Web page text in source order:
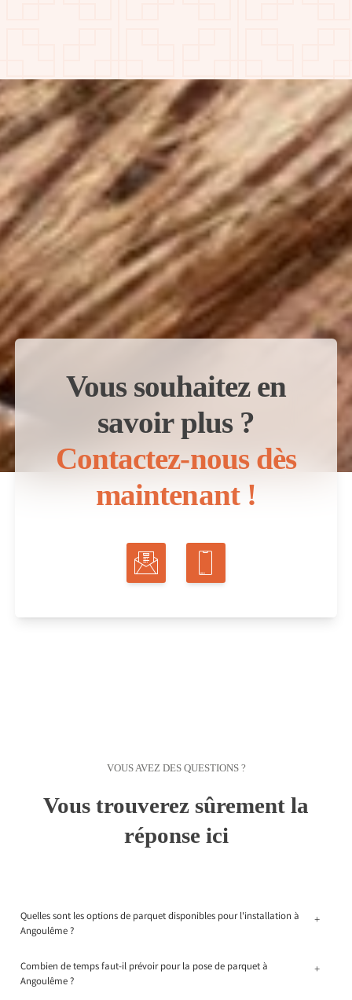
Vous souhaitez en
savoir plus ?
Contactez-nous dès
maintenant !
VOUS AVEZ DES QUESTIONS ?
Vous trouverez sûrement la
réponse ici
Quelles sont les options de parquet disponibles pour l'installation à
Angoulême ?
+
Combien de temps faut-il prévoir pour la pose de parquet à
Angoulême ?
+